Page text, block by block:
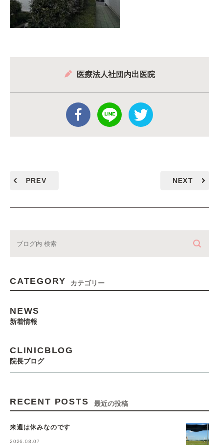
医療法人社団内出医院
PREV NEXT
CATEGORY カテゴリー
NEWS
新着情報
CLINICBLOG
院長ブログ
RECENT POSTS 最近の投稿
来週は休みなのです
2026.08.07